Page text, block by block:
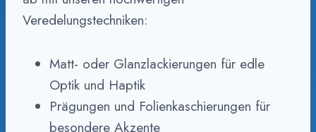
Veredelungstechniken:
Matt- oder Glanzlackierungen für edle
Optik und Haptik
Prägungen und Folienkaschierungen für
besondere Akzente